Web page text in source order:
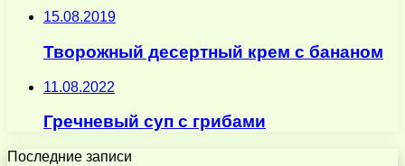
15.08.2019
Творожный десертный крем с бананом
11.08.2022
Гречневый суп с грибами
Последние записи